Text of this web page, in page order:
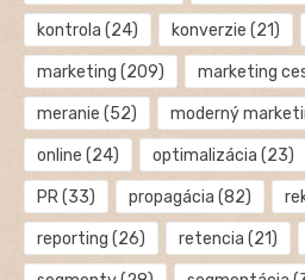
kontrola (24) konverzie (21)
marketing (209) marketing
meranie (52) moderný
online (24) optimalizácia (23)
PR(33) propagácia (82)
reporting (26) retencia (21)